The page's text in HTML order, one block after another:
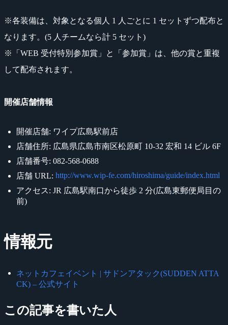
※各装備は、対象となる個人 1 人ごとに 1 セットずつ配布と
なります。(5 人チームなら計 5 セット)
※「WEB 受付特別参加賞」と「参加賞」は、他の賞と重複
して配布されます。
開催店舗情報
開催店舗: ワイプ広島駅前店
店舗住所: 広島県広島市南区松原町 10-32 宏和 14 ビル 6F
店舗番号: 082-568-0688
店舗 URL: http://www.wip-fe.com/hiroshima/guide/index.html
アクセス: JR 広島駅南口から徒歩 2 分(広島東郵便局目の
前)
情報元
ネットカフェイベント | サドンアタック(SUDDEN ATTA
CK) – 公式サイト
この記事を書いた人